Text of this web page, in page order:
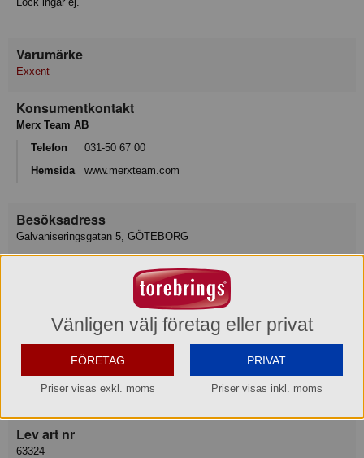
Varumärke
Exxent
Konsumentkontakt
Merx Team AB
Telefon
031-50 67 00
Hemsida
www.merxteam.com
Besöksadress
Galvaniseringsgatan 5, GÖTEBORG
Varukategori
Kittel
Leverantör
Lev art nr
63324
Vänligen välj företag eller privat
FÖRETAG
Priser visas exkl. moms
PRIVAT
Priser visas inkl. moms